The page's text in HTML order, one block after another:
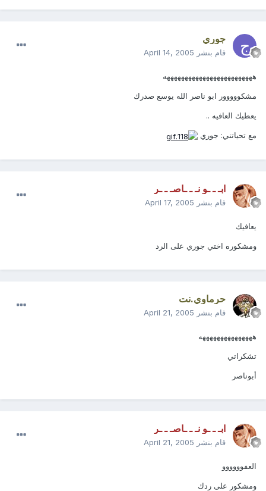
جوري
قام بنشر April 14, 2005
هههههههههههههههههههههههههه
مشكووووور ابو ناصر الله يوسع صدرك
يعطيك العافيه ..
مع تحياتني: جوري
ابـ ـ ـو نـ ـ ـاصـ ـ ـر
قام بنشر April 17, 2005
يعافيك
ومشكوره اختي جوري على الرد
حرماوي.نت
قام بنشر April 21, 2005
هههههههههههههههه
تشكراتي
أبوناصر
ابـ ـ ـو نـ ـ ـاصـ ـ ـر
قام بنشر April 21, 2005
العفوووووو
ومشكور على ردك